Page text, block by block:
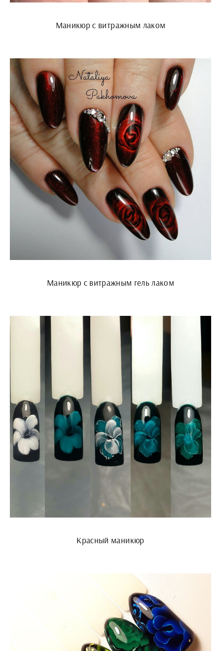
Маникюр с витражным лаком
Маникюр с витражным гель лаком
Красный маникюр